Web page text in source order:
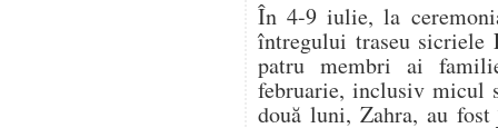
În 4-9 iulie, la
întregului traseu
patru membri ai
februarie, inclusiv micul
două luni, Zahra, au